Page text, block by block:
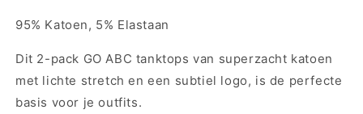
-
pack
-
pack
95% Katoen, 5% Elastaan
Dit 2-pack GO ABC tanktops van superzacht katoen
met lichte stretch en een subtiel logo, is de perfecte
basis voor je outfits.